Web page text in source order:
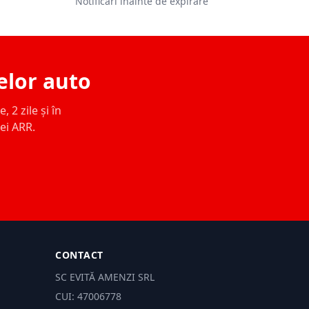
auto
2 zile și în
ARR.
CONTACT
SC EVITĂ AMENZI SRL
CUI: 47006778